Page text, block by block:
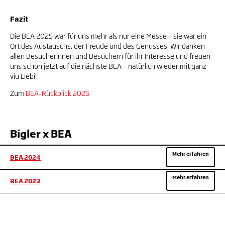
Fazit
Die BEA 2025 war für uns mehr als nur eine Messe – sie war ein
Ort des Austauschs, der Freude und des Genusses. Wir danken
allen Besucherinnen und Besuchern für ihr Interesse und freuen
uns schon jetzt auf die nächste BEA – natürlich wieder mit ganz
viu Liebi!
Zum BEA-Rückblick 2025
Bigler x BEA
BEA 2024 Mehr erfahren
BEA 2023 Mehr erfahren